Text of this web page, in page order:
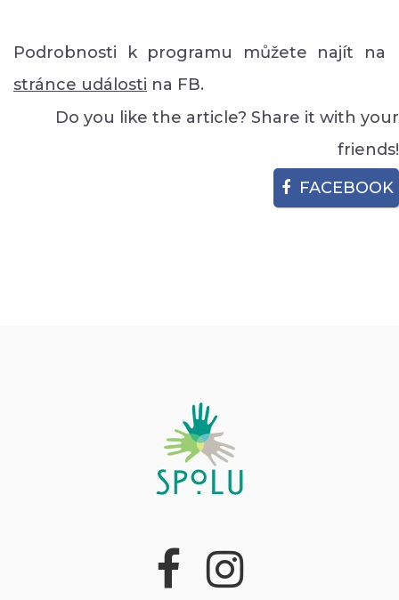
Podrobnosti k programu můžete najít na
stránce události na FB.
Do you like the article? Share it with your
friends!
FACEBOOK